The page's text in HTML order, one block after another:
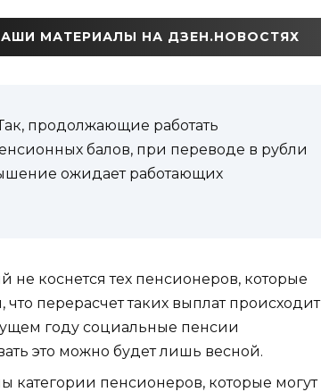
МАТЕРИАЛЫ НА ДЗЕН.НОВОСТЯХ
продолжающие работать
балов, при переводе в рубли
ожидает работающих
коснется тех пенсионеров, которые
перерасчет таких выплат происходит
году социальные пенсии
это можно будет лишь весной.
категории пенсионеров, которые могут